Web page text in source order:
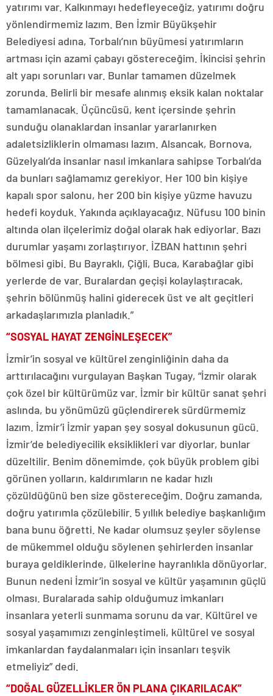
yatırımı var. Kalkınmayı hedefleyeceğiz, yatırımı doğru
yönlendirmemiz lazım. Ben İzmir Büyükşehir
Belediyesi adına, Torbalı’nın büyümesi yatırımların
artması için azami çabayı göstereceğim. İkincisi şehrin
alt yapı sorunları var. Bunlar tamamen düzelmek
zorunda. Belirli bir mesafe alınmış eksik kalan noktalar
tamamlanacak. Üçüncüsü, kent içersinde şehrin
sunduğu olanaklardan insanlar yararlanırken
adaletsizliklerin olmaması lazım. Alsancak, Bornova,
Güzelyalı’da insanlar nasıl imkanlara sahipse Torbalı’da
da bunları sağlamamız gerekiyor. Her 100 bin kişiye
kapalı spor salonu, her 200 bin kişiye yüzme havuzu
hedefi koyduk. Yakında açıklayacağız. Nüfusu 100 binin
altında olan ilçelerimiz doğal olarak hak ediyorlar. Bazı
durumlar yaşamı zorlaştırıyor. İZBAN hattının şehri
bölmesi gibi. Bu Bayraklı, Çiğli, Buca, Karabağlar gibi
yerlerde de var. Buralardan geçişi kolaylaştıracak,
şehrin bölünmüş halini giderecek üst ve alt geçitleri
arkadaşlarımızla planladık.”
“SOSYAL HAYAT ZENGİNLEŞECEK”
İzmir’in sosyal ve kültürel zenginliğinin daha da
arttırılacağını vurgulayan Başkan Tugay, “İzmir olarak
çok özel bir kültürümüz var. İzmir bir kültür sanat şehri
aslında, bu yönümüzü güçlendirerek sürdürmemiz
lazım. İzmir’i İzmir yapan şey sosyal dokusunun gücü.
İzmir’de belediyecilik eksiklikleri var diyorlar, bunlar
düzeltilir. Benim dönemimde, çok büyük problem gibi
görünen yolların, kaldırımların ne kadar hızlı
çözüldüğünü ben size göstereceğim. Doğru zamanda,
doğru yatırımla çözülebilir. 5 yıllık belediye başkanlığım
bana bunu öğretti. Ne kadar olumsuz şeyler söylense
de mükemmel olduğu söylenen şehirlerden insanlar
buraya geldiklerinde, ülkelerine hayranlıkla dönüyorlar.
Bunun nedeni İzmir’in sosyal ve kültür yaşamının güçlü
olması. Buralarada sahip olduğumuz imkanları
insanlara yeterli sunmama sorunu da var. Kültürel ve
sosyal yaşamımızı zenginleştimeli, kültürel ve sosyal
imkanlardan faydalanmaları için insanları teşvik
etmeliyiz” dedi.
“DOĞAL GÜZELLİKLER ÖN PLANA ÇIKARILACAK”